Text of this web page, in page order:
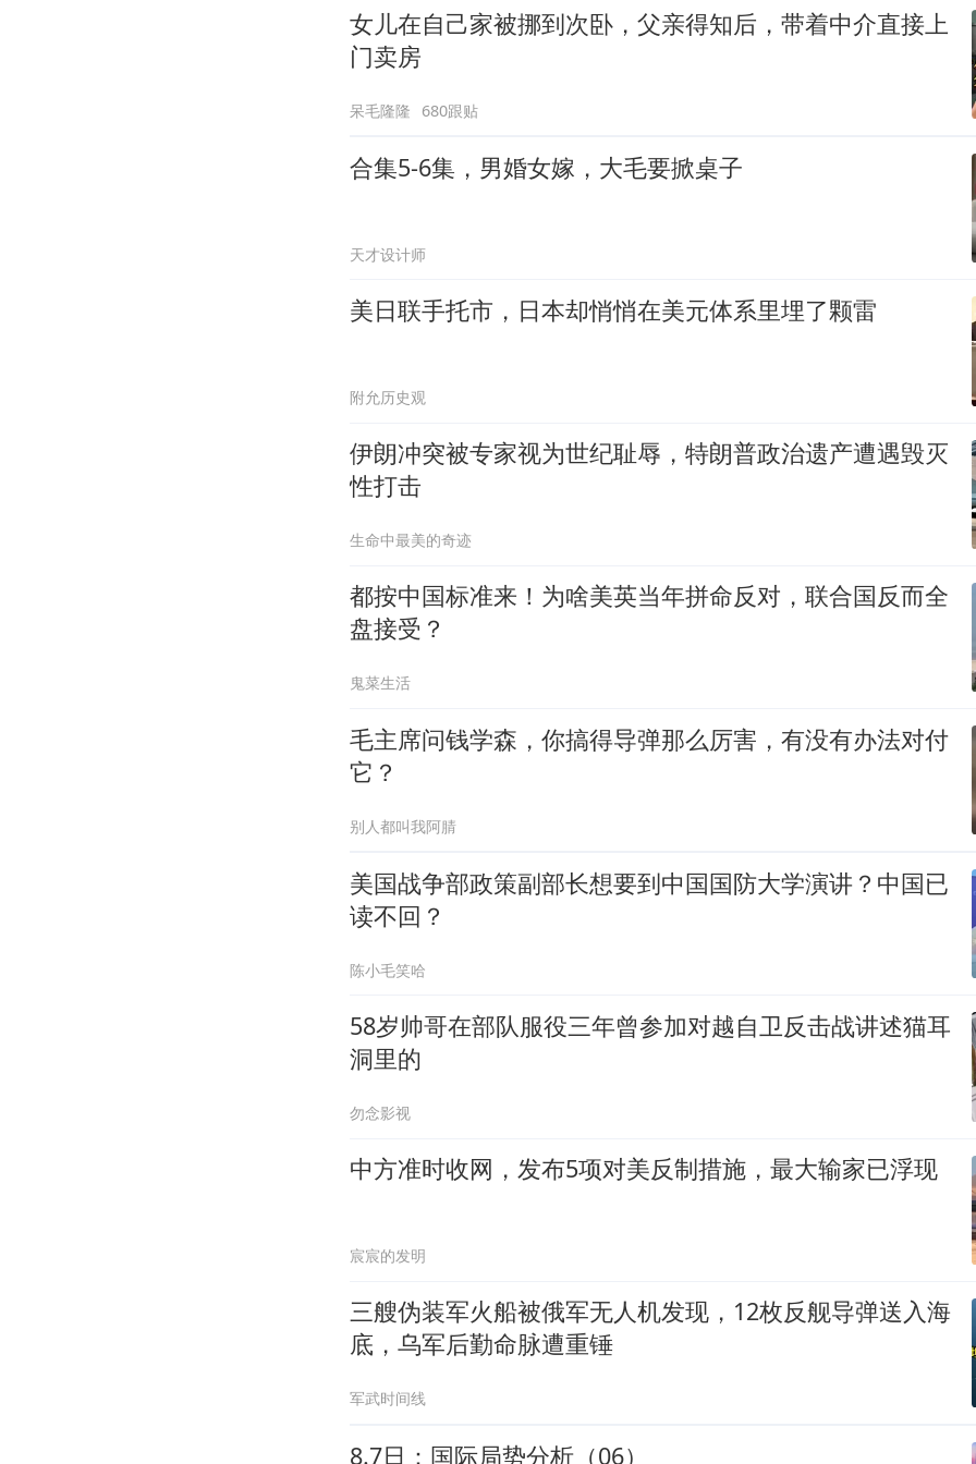
女儿在自己家被挪到次卧，父亲得知后，带着中介直接上
门卖房
呆毛隆隆 680跟贴
合集5-6集，男婚女嫁，大毛要掀桌子
天才设计师
美日联手托市，日本却悄悄在美元体系里埋了颗雷
附允历史观
伊朗冲突被专家视为世纪耻辱，特朗普政治遗产遭遇毁灭
性打击
生命中最美的奇迹
都按中国标准来！为啥美英当年拼命反对，联合国反而全
盘接受？
鬼菜生活
毛主席问钱学森，你搞得导弹那么厉害，有没有办法对付
它？
别人都叫我阿腈
美国战争部政策副部长想要到中国国防大学演讲？中国已
读不回？
陈小毛笑哈
58岁帅哥在部队服役三年曾参加对越自卫反击战讲述猫耳
洞里的
勿念影视
中方准时收网，发布5项对美反制措施，最大输家已浮现
宸宸的发明
三艘伪装军火船被俄军无人机发现，12枚反舰导弹送入海
底，乌军后勤命脉遭重锤
军武时间线
8.7日：国际局势分析（06）